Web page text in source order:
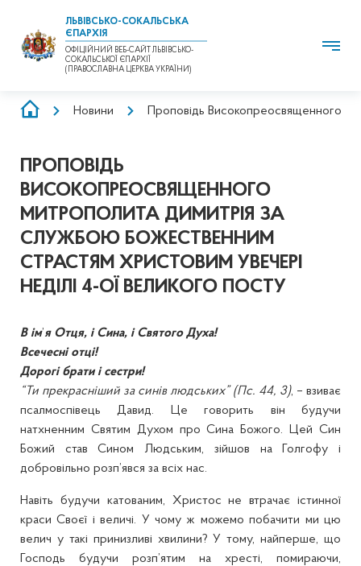
ЛЬВІВСЬКО-СОКАЛЬСЬКА
ЄПАРХІЯ
ОФІЦІЙНИЙ ВЕБ-САЙТ ЛЬВІВСЬКО-
СОКАЛЬСЬКОЇ ЄПАРХІЇ
(ПРАВОСЛАВНА ЦЕРКВА УКРАЇНИ)
РЯДОК
Новини Проповідь Високопреосвященного
ПРОПОВІДЬ
ВИСОКОПРЕОСВЯЩЕННОГО
МИТРОПОЛИТА ДИМИТРІЯ ЗА
СЛУЖБОЮ БОЖЕСТВЕННИМ
СТРАСТЯМ ХРИСТОВИМ УВЕЧЕРІ
НЕДІЛІ 4-ОЇ ВЕЛИКОГО ПОСТУ
В ім’я Отця, і Сина, і Святого Духа!
Всечесні отці!
Дорогі брати і сестри!
“Ти прекрасніший за синів людських” (Пс. 44, 3), – взиває
псалмоспівець Давид. Це говорить він будучи
натхненним Святим Духом про Сина Божого. Цей Син
Божий став Сином Людським, зійшов на Голгофу і
добровільно розп’явся за всіх нас.
Навіть будучи катованим, Христос не втрачає істинної
краси Своєї і величі. У чому ж можемо побачити ми цю
велич у такі принизливі хвилини? У тому, найперше, що
Господь будучи розп’ятим на хресті, помираючи,